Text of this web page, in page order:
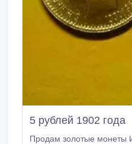
5 рублей 1902 года
Продам золотые монеты